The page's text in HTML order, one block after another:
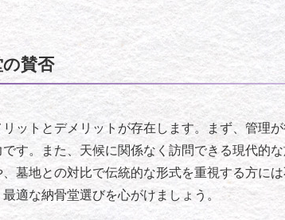
賛否
ットとデメリットが存在します。まず、管理
す。また、天候に関係なく訪問できる現代的
墓地との対比で伝統的な形式を重視する方に
適な納骨堂選びを心がけましょう。